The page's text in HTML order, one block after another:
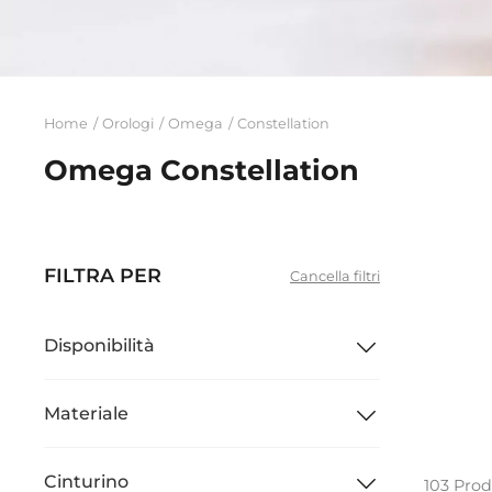
Home Orologi Omega Constellation
Omega Constellation
FILTRA PER Cancella filtri
Disponibilità
Materiale
Cinturino 103